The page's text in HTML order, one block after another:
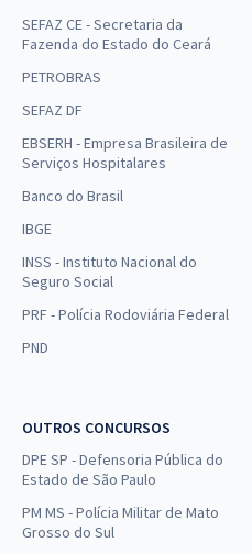
SEFAZ CE - Secretaria da
Fazenda do Estado do Ceará
PETROBRAS
SEFAZ DF
EBSERH - Empresa Brasileira de
Serviços Hospitalares
Banco do Brasil
IBGE
INSS - Instituto Nacional do
Seguro Social
PRF - Polícia Rodoviária Federal
PND
OUTROS CONCURSOS
DPE SP - Defensoria Pública do
Estado de São Paulo
PM MS - Polícia Militar de Mato
Grosso do Sul